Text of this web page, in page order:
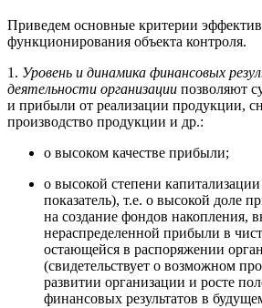
Приведем основные критерии
функционирования объекта контроля.
1. Уровень и динамика финансовых
деятельности организации позволяют
и прибыли от реализации продукции,
производство продукции и др.:
о высоком качестве прибыли;
о высокой степени
показатель), т.е. о высокой доле
на создание фондов накопления,
нераспределенной прибыли в
остающейся в распоряжении
(свидетельствует о возможном
развитии организации и росте
финансовых результатов в